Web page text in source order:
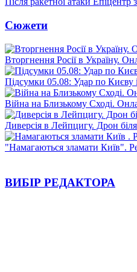
Сюжети
Вторгнення Росії в Україну.
Підсумки 05.08: Удар по Києву
Війна на Близькому Сході.
Диверсія в Лейпцигу. Дрон біля
"Намагаються зламати Київ".
ВИБІР РЕДАКТОРА